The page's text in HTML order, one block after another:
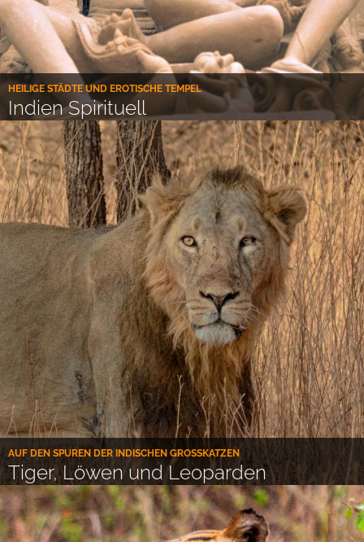
HEILIGE STÄDTE UND EROTISCHE TEMPEL
Indien Spirituell
AUF DEN SPUREN DER INDISCHEN GROSSKATZEN
Tiger, Löwen und Leoparden